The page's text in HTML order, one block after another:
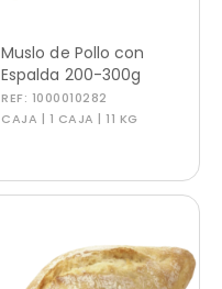
Muslo de Pollo con
Espalda 200-300g
REF: 1000010282
CAJA | 1 CAJA | 11 KG